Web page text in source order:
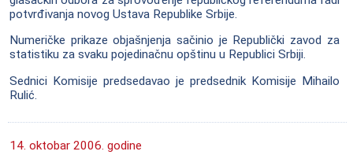
potvrđivanja novog Ustava Republike Srbije.
Numeričke prikaze objašnjenja sačinio je Republički zavod za
statistiku za svaku pojedinačnu opštinu u Republici Srbiji.
Sednici Komisije predsedavao je predsednik Komisije Mihailo
Rulić.
14. oktobar 2006. godine